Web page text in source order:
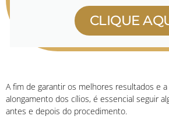
CLIQUE
A fim de garantir os melhores resultados e
alongamento dos cílios, é essencial seguir
antes e depois do procedimento.